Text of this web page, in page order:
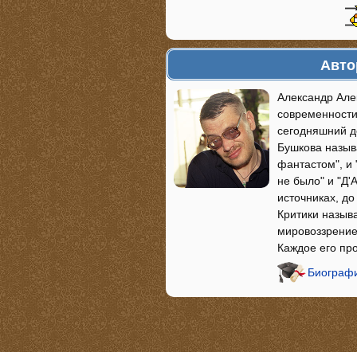
Александр
сегодняшний
Бушкова
фантастом", и
не было" и
источниках,
Критики
Каждое его